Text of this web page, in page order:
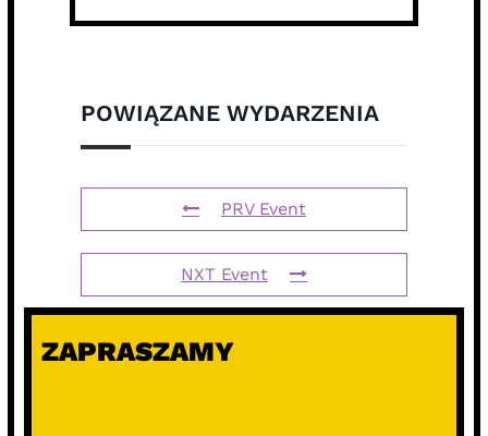
POWIĄZANE WYDARZENIA
PRV Event
NXT Event
ZAPRASZAMY